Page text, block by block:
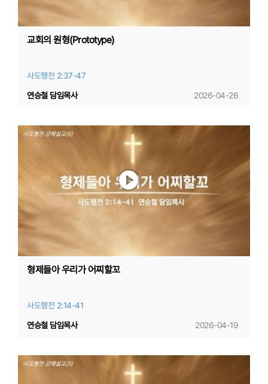
교회의 원형(Prototype)
사도행전 2:37-47
2026-04-26
연승철 담임목사
형제들아 우리가 어찌할꼬
사도행전 2:14-41
2026-04-19
연승철 담임목사